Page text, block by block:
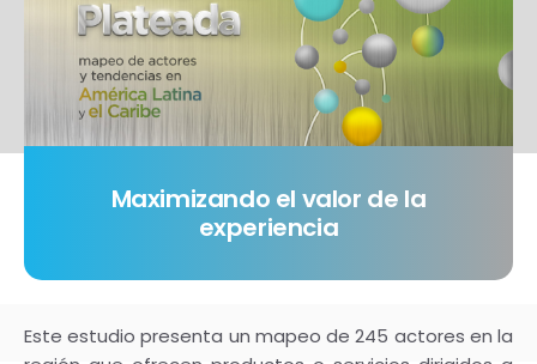
Maximizando el valor de la
experiencia
Este estudio presenta un mapeo de 245 actores en la